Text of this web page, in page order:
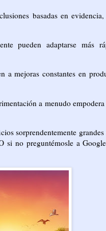
basadas en
pueden adaptarse más
a mejoras constantes en
a menudo empodera
sorprendentemente
si no preguntémosle a